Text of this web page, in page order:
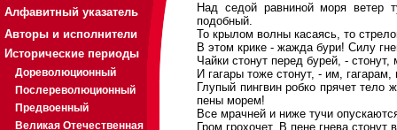
Алфавитный указатель
Авторы и исполнители
Исторические периоды
Дореволюционный
Послереволюционный
Предвоенный
Великая Отечественная
Над седой равниной моря ветер
подобный.
То крылом волны касаясь, то
В этом крике - жажда бури! Силу
Чайки стонут перед бурей, -
И гагары тоже стонут, - им,
Глупый пингвин робко прячет
пены морем!
Все мрачней и ниже тучи
Гром грохочет. В пене гнева